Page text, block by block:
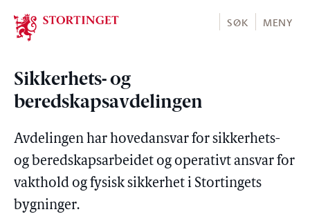
Stortinget.no
SØK MENY
Sikkerhets- og
beredskapsavdelingen
Avdelingen har hovedansvar for sikkerhets-
og beredskapsarbeidet og operativt ansvar for
vakthold og fysisk sikkerhet i Stortingets
bygninger.